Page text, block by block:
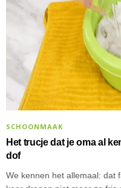
SCHOONMAAK
Het trucje dat je oma al
dof
We kennen het allemaal: dat